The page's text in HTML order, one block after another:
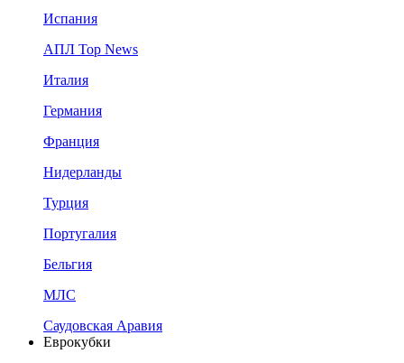
Испания
АПЛ Top News
Италия
Германия
Франция
Нидерланды
Турция
Португалия
Бельгия
МЛС
Саудовская Аравия
Еврокубки